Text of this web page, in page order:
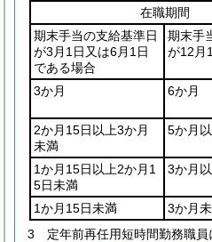
在職期間
期末手当の支給基準日
が3月1日又は6月1日
である場合
期末手
が12月
3か月 6か月
2か月15日以上3か月
未満
5か月
1か月15日以上2か月1
5日未満
3か月
1か月15日未満 3か月
3
定年前再任用短時間勤務職員